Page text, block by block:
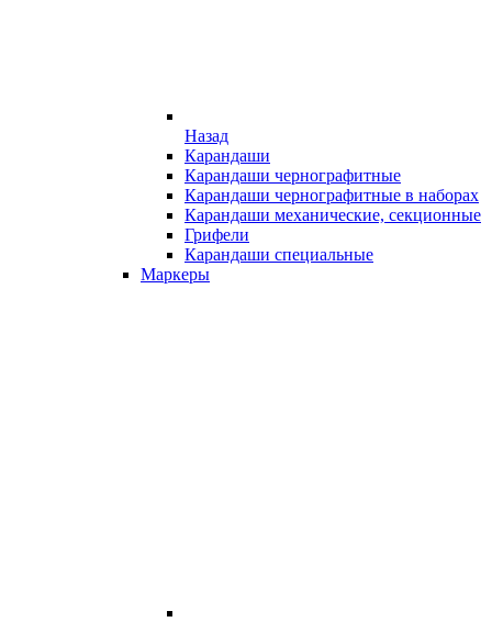
Назад
Карандаши
Карандаши чернографитные
Карандаши чернографитные в наборах
Карандаши механические, секционные
Грифели
Карандаши специальные
Маркеры